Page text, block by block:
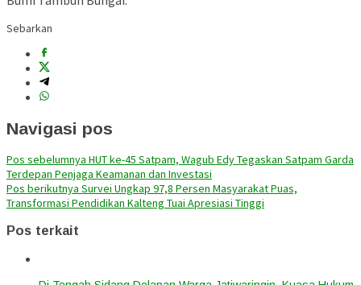
Sebarkan
Navigasi pos
Pos sebelumnya HUT ke-45 Satpam, Wagub Edy Tegaskan Satpam Garda
Terdepan Penjaga Keamanan dan Investasi
Pos berikutnya Survei Ungkap 97,8 Persen Masyarakat Puas,
Transformasi Pendidikan Kalteng Tuai Apresiasi Tinggi
Pos terkait